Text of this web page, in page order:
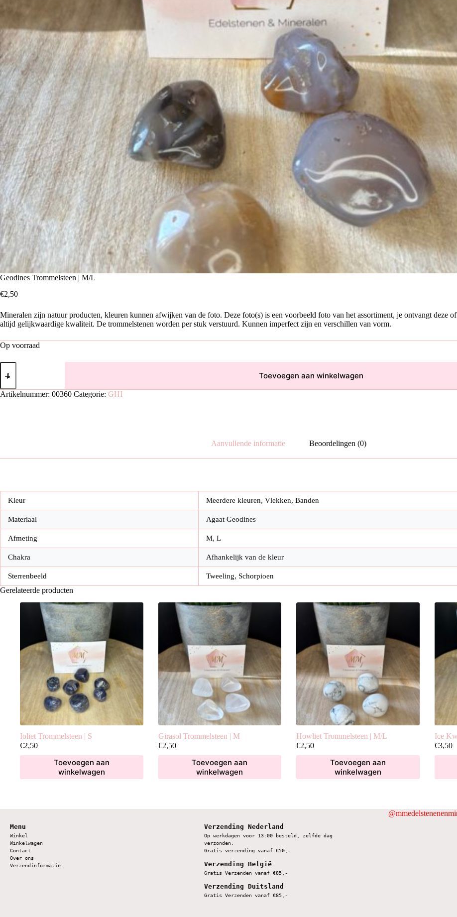
Geodines Trommelsteen | M/L
€2,50
Mineralen zijn natuur producten, kleuren kunnen afwijken van de foto. Deze foto(s) is een voorbeeld foto van het assortiment, je ontvangt deze
altijd gelijkwaardige kwaliteit. De trommelstenen worden per stuk verstuurd. Kunnen imperfect zijn en verschillen van vorm.
Op voorraad
Geodines
Trommelsteen
M/L
aantal
Toevoegen aan winkelwagen
Artikelnummer: 00360 Categorie: GHI
Aanvullende informatie Beoordelingen (0)
Kleur Meerdere kleuren, Vlekken, Banden
Materiaal Agaat Geodines
Afmeting M, L
Chakra Afhankelijk van de kleur
Sterrenbeeld Tweeling, Schorpioen
Gerelateerde producten
Ioliet Trommelsteen | S
€2,50
Toevoegen aan
winkelwagen
Girasol Trommelsteen | M
€2,50
Toevoegen aan
winkelwagen
Howliet Trommelsteen | M/L
€2,50
Toevoegen aan
winkelwagen
Ice
€3,50
Menu
Winkel
Winkelwagen
Contact
Over ons
Verzendinformatie
Verzending Nederland
Op werkdagen voor 13:00 besteld, zelfde dag
verzonden.
Gratis verzending vanaf €50,-
Verzending België
Gratis Verzenden vanaf €85,-
Verzending Duitsland
Gratis Verzenden vanaf €85,-